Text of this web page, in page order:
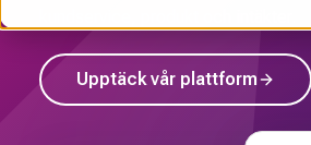
Upptäck vår plattform